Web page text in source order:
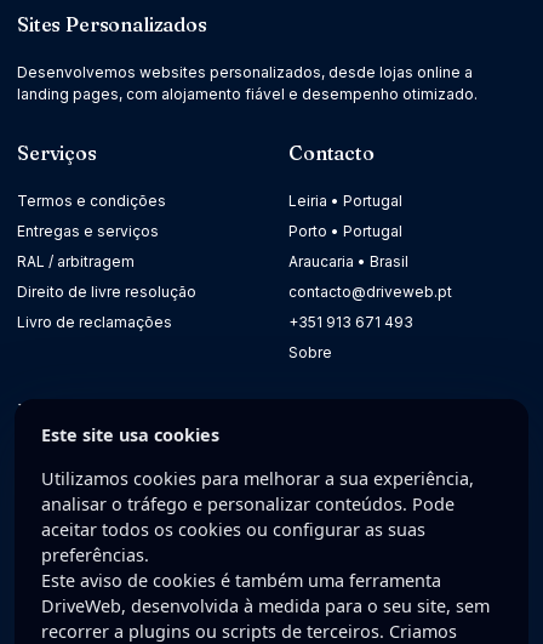
Sites Personalizados
Desenvolvemos websites personalizados, desde lojas online a
landing pages, com alojamento fiável e desempenho otimizado.
Serviços
Termos e condições
Entregas e serviços
RAL / arbitragem
Direito de livre resolução
Livro de reclamações
Contacto
Leiria • Portugal
Porto • Portugal
Araucaria • Brasil
contacto@driveweb.pt
+351 913 671 493
Sobre
Newsletter
empresa.
E-mail
Este site usa cookies
Utilizamos cookies para melhorar a sua experiência,
analisar o tráfego e personalizar conteúdos. Pode
aceitar todos os cookies ou configurar as suas
preferências.
Este aviso de cookies é também uma ferramenta
DriveWeb, desenvolvida à medida para o seu site, sem
recorrer a plugins ou scripts de terceiros. Criamos